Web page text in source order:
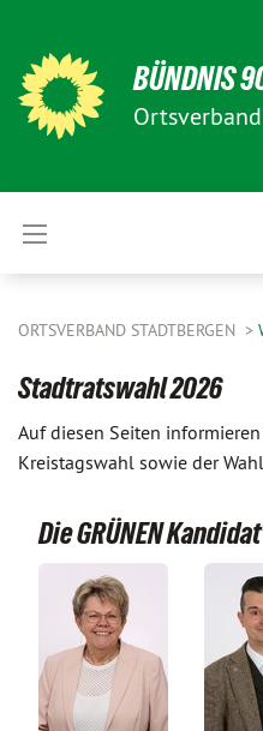
BÜNDNIS
ORTSVERBAND STADTBERGEN
Stadtratswahl 2026
Auf diesen Seiten
Kreistagswahl sowie der
Die GRÜNEN